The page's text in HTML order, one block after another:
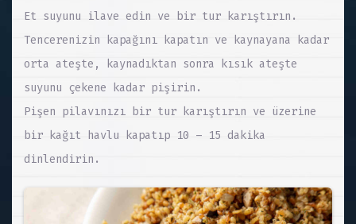
Et suyunu ilave edin ve bir tur karıştırın.
Tencerenizin kapağını kapatın ve kaynayana kadar
orta ateşte, kaynadıktan sonra kısık ateşte
suyunu çekene kadar pişirin.
Pişen pilavınızı bir tur karıştırın ve üzerine
bir kağıt havlu kapatıp 10 – 15 dakika
dinlendirin.